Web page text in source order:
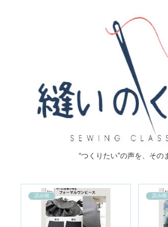
“つくりたい”の声を、その
読み物 読み物